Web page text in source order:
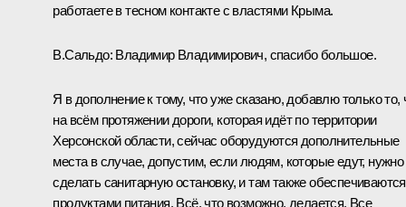
работаете в тесном контакте с властями Крыма.
В.Сальдо: Владимир Владимирович, спасибо большое.
Я в дополнение к тому, что уже сказано, добавлю только то,
на всём протяжении дороги, которая идёт по территории
Херсонской области, сейчас оборудуются дополнительные
места в случае, допустим, если людям, которые едут, нужно
сделать санитарную остановку, и там также обеспечиваются
продуктами питания. Всё, что возможно, делается. Все